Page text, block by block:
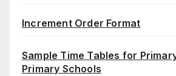
Increment Order Format
Sample Time Tables for
Primary Schools